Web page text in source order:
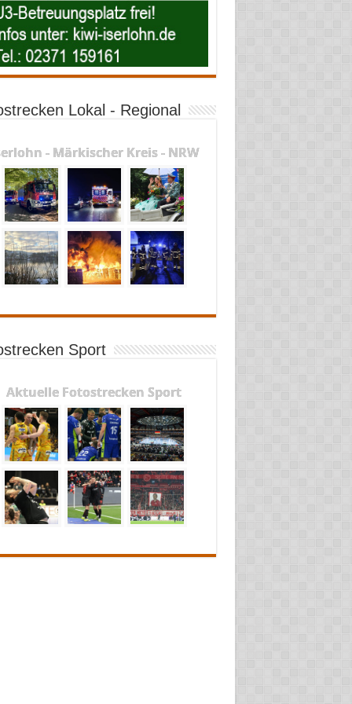
Lokal - Regional
- Märkischer Kreis - NRW
Sport
Aktuelle Fotostrecken Sport